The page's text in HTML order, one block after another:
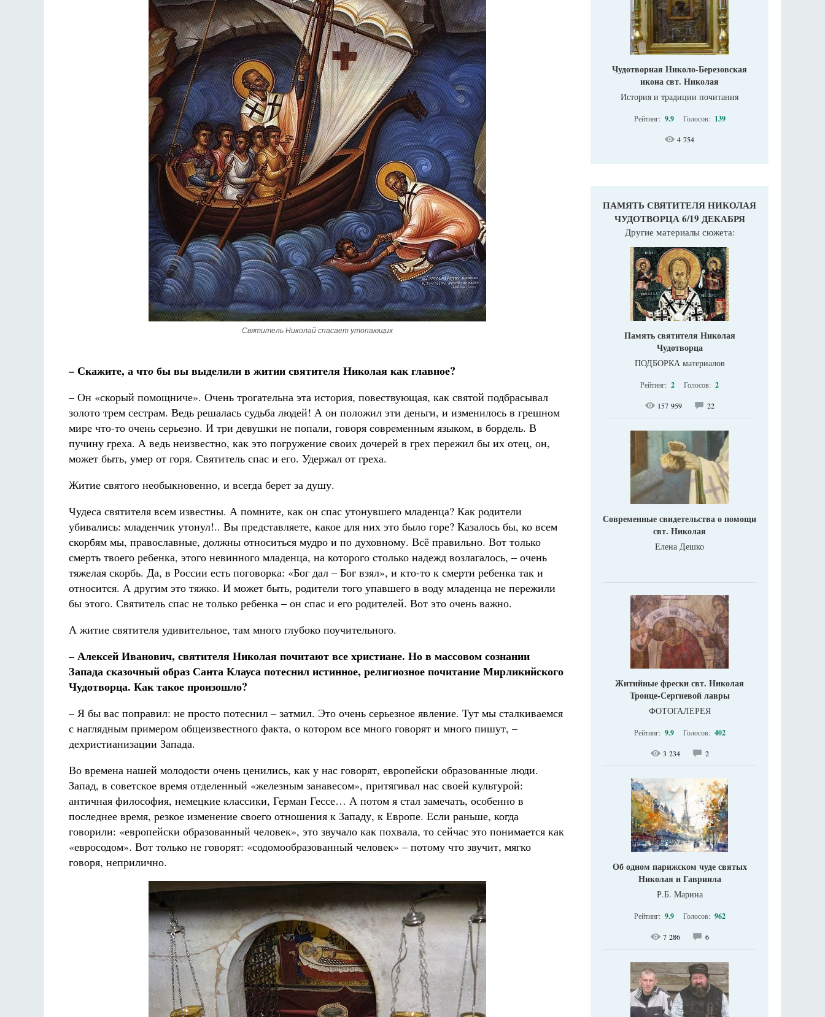
Святитель Николай спасает утопающих
– Скажите, а что бы вы выделили в житии святителя Николая как главное?
– Он «скорый помощниче». Очень трогательна эта история, повествующая, как святой подбрасывал
золото трем сестрам. Ведь решалась судьба людей! А он положил эти деньги, и изменилось в грешном
мире что-то очень серьезно. И три девушки не попали, говоря современным языком, в бордель. В
пучину греха. А ведь неизвестно, как это погружение своих дочерей в грех пережил бы их отец, он,
может быть, умер от горя. Святитель спас и его. Удержал от греха.
Житие святого необыкновенно, и всегда берет за душу.
Чудеса святителя всем известны. А помните, как он спас утонувшего младенца? Как родители
убивались: младенчик утонул!.. Вы представляете, какое для них это было горе? Казалось бы, ко всем
скорбям мы, православные, должны относиться мудро и по духовному. Всё правильно. Вот только
смерть твоего ребенка, этого невинного младенца, на которого столько надежд возлагалось, – очень
тяжелая скорбь. Да, в России есть поговорка: «Бог дал – Бог взял», и кто-то к смерти ребенка так и
относится. А другим это тяжко. И может быть, родители того упавшего в воду младенца не пережили
бы этого. Святитель спас не только ребенка – он спас и его родителей. Вот это очень важно.
А житие святителя удивительное, там много глубоко поучительного.
– Алексей Иванович, святителя Николая почитают все христиане. Но в массовом сознании
Запада сказочный образ Санта Клауса потеснил истинное, религиозное почитание Мирликийского
Чудотворца. Как такое произошло?
– Я бы вас поправил: не просто потеснил – затмил. Это очень серьезное явление. Тут мы сталкиваемся
с наглядным примером общеизвестного факта, о котором все много говорят и много пишут, –
дехристианизации Запада.
Во времена нашей молодости очень ценились, как у нас говорят, европейски образованные люди.
Запад, в советское время отделенный «железным занавесом», притягивал нас своей культурой:
античная философия, немецкие классики, Герман Гессе… А потом я стал замечать, особенно в
последнее время, резкое изменение своего отношения к Западу, к Европе. Если раньше, когда
говорили: «европейски образованный человек», это звучало как похвала, то сейчас это понимается как
«евросодом». Вот только не говорят: «содомообразованный человек» – потому что звучит, мягко
говоря, неприлично.
Чудотворная Николо-Березовская
икона свт. Николая
История и традиции почитания
Рейтинг: 9.9 Голосов: 139
4 754
ПАМЯТЬ СВЯТИТЕЛЯ НИКОЛАЯ
ЧУДОТВОРЦА 6/19 ДЕКАБРЯ
Другие материалы сюжета:
Память святителя Николая
Чудотворца
ПОДБОРКА материалов
Рейтинг: 2 Голосов: 2
157 959 22
Современные свидетельства о помощи
свт. Николая
Елена Дешко
Житийные фрески свт. Николая
Троице-Сергиевой лавры
ФОТОГАЛЕРЕЯ
Рейтинг: 9.9 Голосов: 402
3 234 2
Об одном парижском чуде святых
Николая и Гавриила
Р.Б. Марина
Рейтинг: 9.9 Голосов: 962
7 286 6